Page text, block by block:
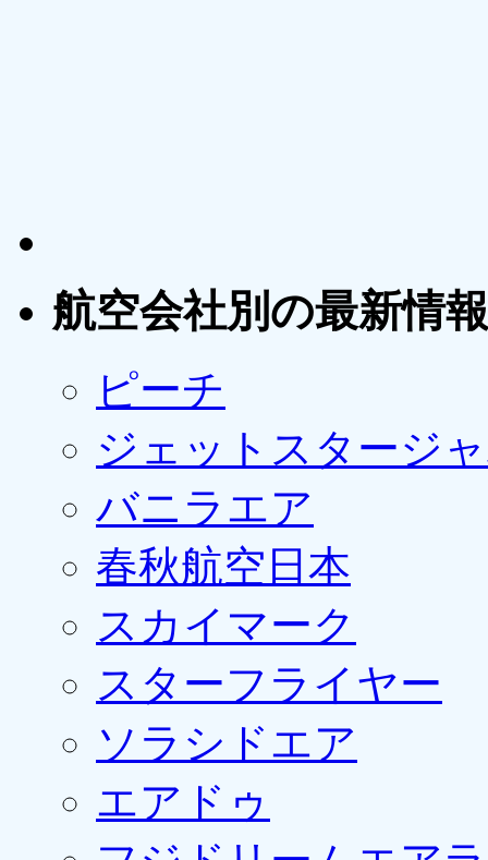
航空会社別の最新情報
ピーチ
ジェットスタージ
バニラエア
春秋航空日本
スカイマーク
スターフライヤー
ソラシドエア
エアドゥ